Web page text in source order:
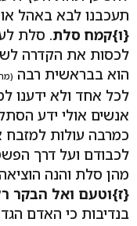
תעכבנו לבא באהל
{ו}קמח סלת. סלת
לכסות את הקדרה
הוא בבראשית רבה
לכל אחד ולא
אנשים אולי ידע
כמרבה עולות למזבח
לכבודם ועל דרך
מהן סלת והנה
{ז}וטעם ואל הבקר
בנדיבות כי האדם